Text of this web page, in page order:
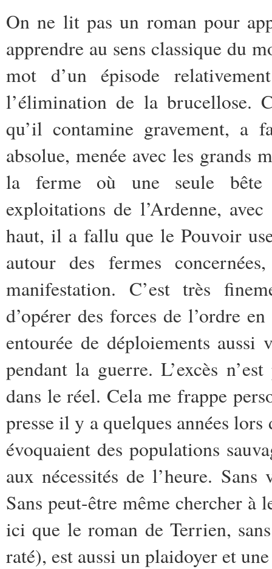
On ne lit pas un roman pour
apprendre au sens classique du
mot d’un épisode
l’élimination de la brucellose.
qu’il contamine gravement, a
absolue, menée avec les grands
la ferme où une seule bête
exploitations de l’Ardenne,
haut, il a fallu que le Pouvoir
autour des fermes
manifestation. C’est très
d’opérer des forces de l’ordre
entourée de déploiements aussi
pendant la guerre. L’excès
dans le réel. Cela me frappe
presse il y a quelques années
évoquaient des populations
aux nécessités de l’heure.
Sans peut-être même chercher à
ici que le roman de Terrien,
raté), est aussi un plaidoyer et